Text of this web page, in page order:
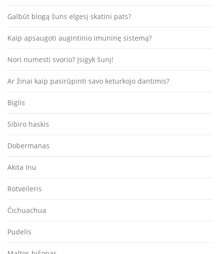
Galbūt blogą šuns elgesį skatini pats?
Kaip apsaugoti augintinio imuninę sistemą?
Nori numesti svorio? Įsigyk šunį!
Ar žinai kaip pasirūpinti savo keturkojo dantimis?
Biglis
Sibiro haskis
Dobermanas
Akita Inu
Rotveileris
Čichuachua
Pudelis